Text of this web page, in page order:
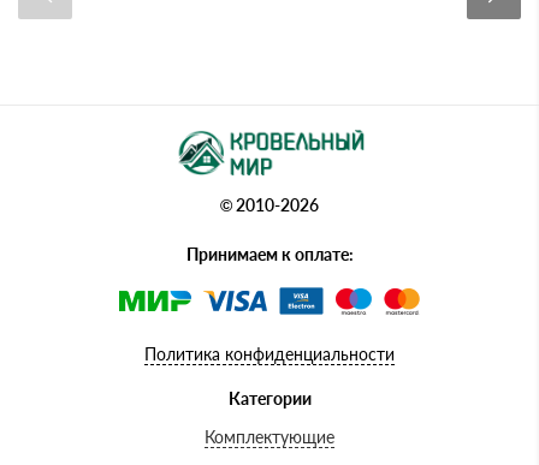
© 2010-2026
Принимаем к оплате:
Политика конфиденциальности
Категории
Комплектующие